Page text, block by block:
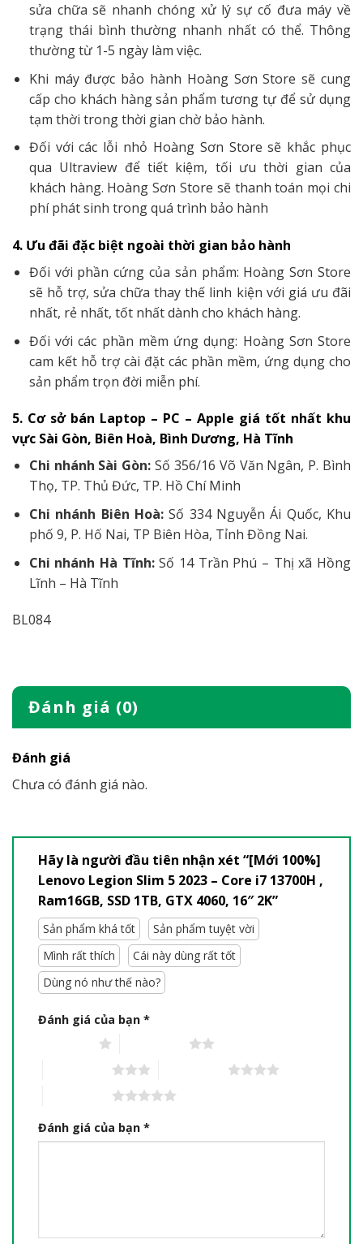
sửa chữa sẽ nhanh chóng xử lý sự cố đưa máy về
trạng thái bình thường nhanh nhất có thể. Thông
thường từ 1-5 ngày làm việc.
Khi máy được bảo hành Hoàng Sơn Store sẽ cung
cấp cho khách hàng sản phẩm tương tự để sử dụng
tạm thời trong thời gian chờ bảo hành.
Đối với các lỗi nhỏ Hoàng Sơn Store sẽ khắc phục
qua Ultraview để tiết kiệm, tối ưu thời gian của
khách hàng. Hoàng Sơn Store sẽ thanh toán mọi chi
phí phát sinh trong quá trình bảo hành
4. Ưu đãi đặc biệt ngoài thời gian bảo hành
Đối với phần cứng của sản phẩm: Hoàng Sơn Store
sẽ hỗ trợ, sửa chữa thay thế linh kiện với giá ưu đãi
nhất, rẻ nhất, tốt nhất dành cho khách hàng.
Đối với các phần mềm ứng dụng: Hoàng Sơn Store
cam kết hỗ trợ cài đặt các phần mềm, ứng dụng cho
sản phẩm trọn đời miễn phí.
5. Cơ sở bán Laptop – PC – Apple giá tốt nhất khu
vực Sài Gòn, Biên Hoà, Bình Dương, Hà Tĩnh
Chi nhánh Sài Gòn:Số 356/16 Võ Văn Ngân, P. Bình
Thọ, TP. Thủ Đức, TP. Hồ Chí Minh
Chi nhánh Biên Hoà:Số 334 Nguyễn Ái Quốc, Khu
phố 9, P. Hố Nai, TP Biên Hòa, Tỉnh Đồng Nai.
Chi nhánh Hà Tĩnh:Số 14 Trần Phú – Thị xã Hồng
Lĩnh – Hà Tĩnh
BL084
Đánh giá (0)
Đánh giá
Chưa có đánh giá nào.
Hãy là người đầu tiên nhận xét “[Mới 100%]
Lenovo Legion Slim 5 2023 – Core i7 13700H ,
Ram16GB, SSD 1TB, GTX 4060, 16″ 2K”
Sản phẩm khá tốt
Sản phẩm tuyệt vời
Mình rất thích
Cái này dùng rất tốt
Dùng nó như thế nào?
Đánh giá của bạn *
Đánh giá của bạn *